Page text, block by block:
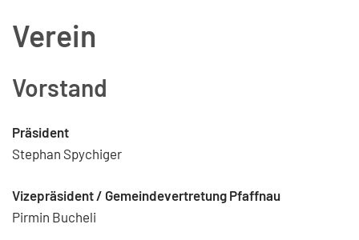
Verein
Vorstand
Präsident
Stephan Spychiger
Vizepräsident / Gemeindevertretung Pfaffnau
Pirmin Bucheli